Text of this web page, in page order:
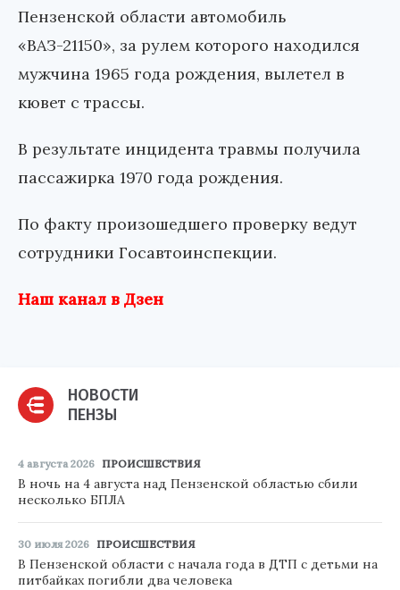
Пензенской области автомобиль
«ВАЗ-21150», за рулем которого находился
мужчина 1965 года рождения, вылетел в
кювет с трассы.
В результате инцидента травмы получила
пассажирка 1970 года рождения.
По факту произошедшего проверку ведут
сотрудники Госавтоинспекции.
Наш канал в Дзен
НОВОСТИ
ПЕНЗЫ
4 августа 2026 ПРОИСШЕСТВИЯ
В ночь на 4 августа над Пензенской областью сбили
несколько БПЛА
30 июля 2026 ПРОИСШЕСТВИЯ
В Пензенской области с начала года в ДТП с детьми на
питбайках погибли два человека